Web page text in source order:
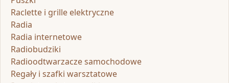
Raclette i grille elektryczne
Radia
Radia internetowe
Radiobudziki
Radioodtwarzacze samochodowe
Regały i szafki warsztatowe